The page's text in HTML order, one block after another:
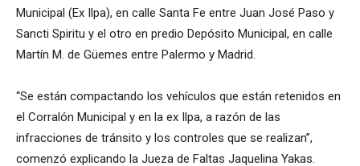
Municipal (Ex Ilpa), en calle Santa Fe entre Juan José Paso y
Sancti Spiritu y el otro en predio Depósito Municipal, en calle
Martín M. de Güemes entre Palermo y Madrid.
“Se están compactando los vehículos que están retenidos en
el Corralón Municipal y en la ex Ilpa, a razón de las
infracciones de tránsito y los controles que se realizan”,
comenzó explicando la Jueza de Faltas Jaquelina Yakas.